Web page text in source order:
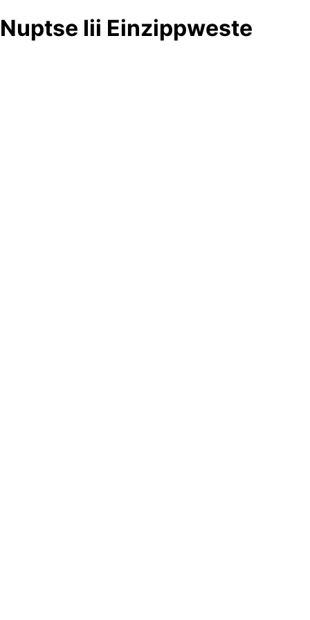
Nuptse Iii Einzippweste